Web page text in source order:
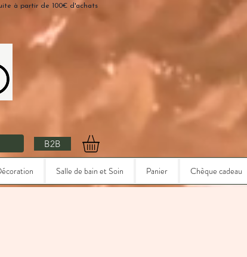
à partir de 100€ d'achats
B2B
Salle de bain et Soin Panier Chèque cadeau